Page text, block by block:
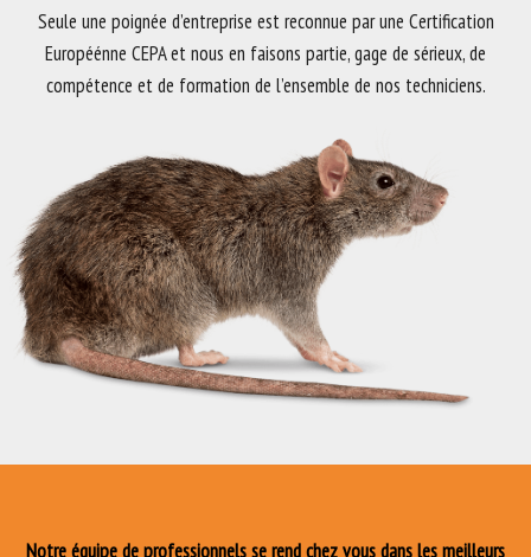
Seule une poignée d’entreprise est reconnue par une Certification
Européénne CEPA et nous en faisons partie, gage de sérieux, de
compétence et de formation de l’ensemble de nos techniciens.
Notre équipe de professionnels se rend chez vous dans les meilleurs